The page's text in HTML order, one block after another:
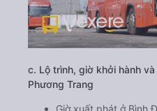
c. Lộ trình, giờ khởi hành
Phương Trang
Giờ xuất phát ở Bình